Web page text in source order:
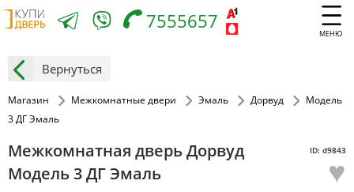
МЕНЮ
7555657
Вернуться
Магазин Межкомнатные двери Эмаль Дорвуд
Модель
3 ДГ Эмаль
Межкомнатная дверь Дорвуд
Модель 3 ДГ Эмаль
ID: d9843
♥